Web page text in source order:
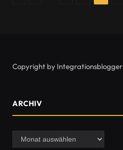
Copyright by Integrationsblogger
ARCHIV
Archiv